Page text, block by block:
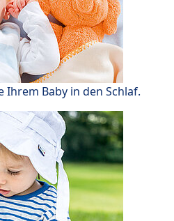
Ihrem Baby in den Schlaf.